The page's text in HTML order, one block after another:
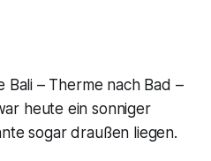
Bali – Therme nach Bad –
heute ein sonniger
sogar draußen liegen.